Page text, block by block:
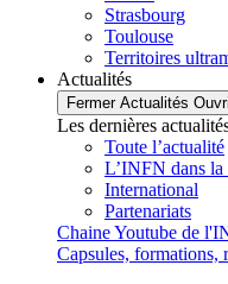
Strasbourg
Toulouse
Territoires
Actualités
Fermer Actualités
Les dernières
Toute l’actualité
L’INFN dans la
International
Partenariats
Chaine Youtube de
Capsules, formations,